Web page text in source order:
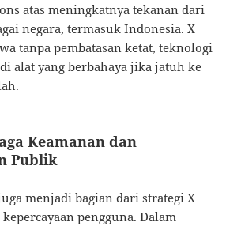
atas meningkatnya tekanan dari
negara, termasuk Indonesia. X
tanpa pembatasan ketat, teknologi
alat yang berbahaya jika jatuh ke
Keamanan dan
Publik
menjadi bagian dari strategi X
pengguna. Dalam